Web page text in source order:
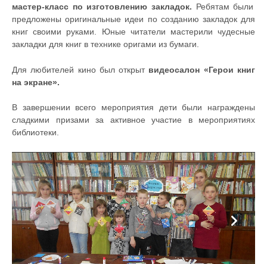
мастер-класс по изготовлению закладок. Ребятам были
предложены оригинальные идеи по созданию закладок для
книг своими руками. Юные читатели мастерили чудесные
закладки для книг в технике оригами из бумаги.
Для любителей кино был открыт видеосалон «Герои книг
на экране».
В завершении всего мероприятия дети были награждены
сладкими призами за активное участие в мероприятиях
библиотеки.